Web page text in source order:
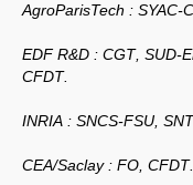
antiracisme
Recherche Société
Ecologie
Santé-travail
responsabilités,
Suivi de l’instance
MESR (exCHSCT
AgroParisTech : SYAC-
EDFR&D : CGT, SUD-
CFDT.
INRIA : SNCS-FSU
CEA/Saclay : FO CFDT.